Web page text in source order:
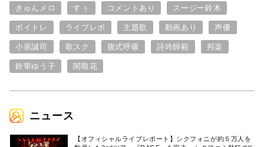
きゅんメロ すぅ コメントあり スージー鈴木
ボイトレ ライブレポ 主題歌 動画あり 声優
小泉誠司 歌スク 腹式呼吸 詩吟師範 邦楽
鈴華ゆう子 関取花
ニュース
【オフィシャルライブレポート】シクフォニが約５万人を